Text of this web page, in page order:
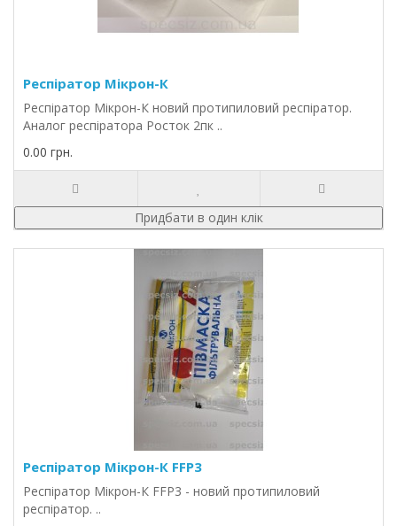
Респіратор Мікрон-К
Респіратор Мікрон-К новий протипиловий респіратор.
Аналог респіратора Росток 2пк ..
0.00 грн.
Придбати в один клік
Респіратор Мікрон-К FFP3
Респіратор Мікрон-К FFP3 - новий протипиловий
респіратор. ..